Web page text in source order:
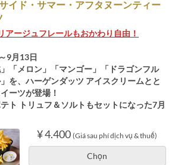
イド・サマー・アフタヌーンティー
アージュフレールもおかわり自由！
9月13日
「メロン」「マンゴー」「ドラゴンフル
を、ハーゲンダッツ アイスクリームとと
ーツが登場！
ト トリュフ＆ソルトもセットになった7月
¥ 4.400 (Giá sau phí dịch vụ & thuế)
Chọn